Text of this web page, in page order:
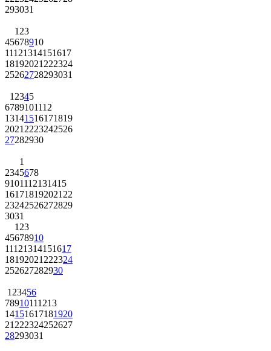
293031
1 23
45678910
11121314151617
18192021 222324
25262728293031
1 2345
6789101112
13141516171819
2021 2223242526
27282930
1
2345678
9101112131415
161718192021 22
23242526272829
3031
1 23
45678910
11121314151617
18192021 222324
252627282930
1 23456
78910111213
14151617181920
21 222324252627
28293031